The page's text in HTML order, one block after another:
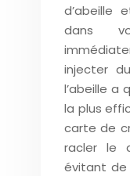
d’abeille
dans
injecter
l’abeille a
la plus
carte de
racler le
évitant de